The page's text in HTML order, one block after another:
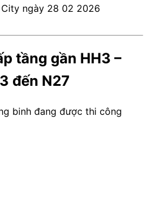
ngày 28 02 2026
tầng gần HH3 –
đến N27
binh đang được thi công